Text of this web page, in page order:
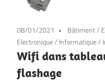
08/01/2021 Bâtiment/
Electronique/ Informatique/
Wifi dans
flashage